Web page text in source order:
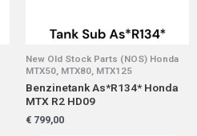
New Old Stock Parts (NOS) Honda
MTX50, MTX80, MTX125
Benzinetank As*R134* Honda
MTX R2 HD09
€ 799,00